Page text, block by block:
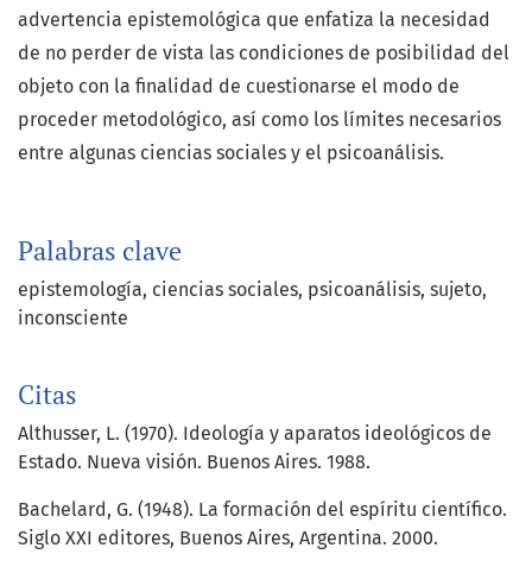
Palabras clave
epistemología ciencias sociales psicoanálisis sujeto
inconsciente
advertencia epistemológica que enfatiza la necesidad
de no perder de vista las condiciones de posibilidad del
objeto con la finalidad de cuestionarse el modo de
proceder metodológico, así como los límites necesarios
entre algunas ciencias sociales y el psicoanálisis.
Citas
Althusser, L. (1970). Ideología y aparatos ideológicos de
Estado. Nueva visión. Buenos Aires. 1988.
Bachelard, G. (1948). La formación del espíritu científico.
Siglo XXI editores, Buenos Aires, Argentina. 2000.